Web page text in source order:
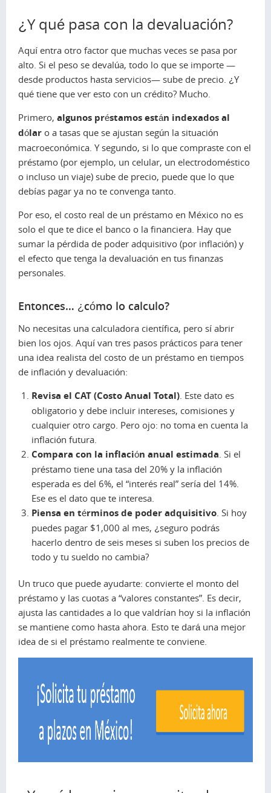
¿Y qué pasa con la devaluación?
Aquí entra otro factor que muchas veces se pasa por
alto. Si el peso se devalúa, todo lo que se importe —
desde productos hasta servicios— sube de precio. ¿Y
qué tiene que ver esto con un crédito? Mucho.
Primero, algunos préstamos están indexados al
dólar o a tasas que se ajustan según la situación
macroeconómica. Y segundo, si lo que compraste con el
préstamo (por ejemplo, un celular, un electrodoméstico
o incluso un viaje) sube de precio, puede que lo que
debías pagar ya no te convenga tanto.
Por eso, el costo real de un préstamo en México no es
solo el que te dice el banco o la financiera. Hay que
sumar la pérdida de poder adquisitivo (por inflación) y
el efecto que tenga la devaluación en tus finanzas
personales.
Entonces… ¿cómo lo calculo?
No necesitas una calculadora científica, pero sí abrir
bien los ojos. Aquí van tres pasos prácticos para tener
una idea realista del costo de un préstamo en tiempos
de inflación y devaluación:
Revisa el CAT (Costo Anual Total). Este dato es
obligatorio y debe incluir intereses, comisiones y
cualquier otro cargo. Pero ojo: no toma en cuenta la
inflación futura.
Compara con la inflación anual estimada. Si el
préstamo tiene una tasa del 20% y la inflación
esperada es del 6%, el “interés real” sería del 14%.
Ese es el dato que te interesa.
Piensa en términos de poder adquisitivo. Si hoy
puedes pagar $1,000 al mes, ¿seguro podrás
hacerlo dentro de seis meses si suben los precios de
todo y tu sueldo no cambia?
Un truco que puede ayudarte: convierte el monto del
préstamo y las cuotas a “valores constantes”. Es decir,
ajusta las cantidades a lo que valdrían hoy si la inflación
se mantiene como hasta ahora. Esto te dará una mejor
idea de si el préstamo realmente te conviene.